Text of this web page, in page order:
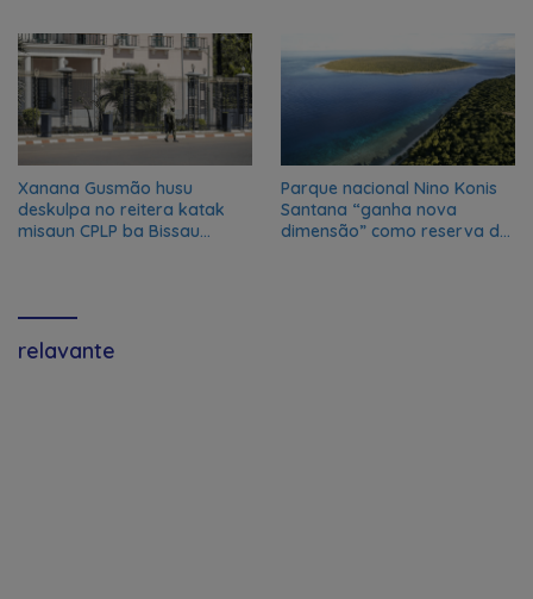
Xanana Gusmão husu
deskulpa no reitera katak
misaun CPLP ba Bissau
Parque nacional Nino Konis
Santana “ganha nova
dimensão” como reserva da
relavante